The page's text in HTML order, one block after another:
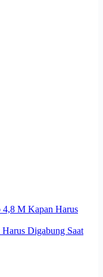
M Kapan Harus
Digabung Saat